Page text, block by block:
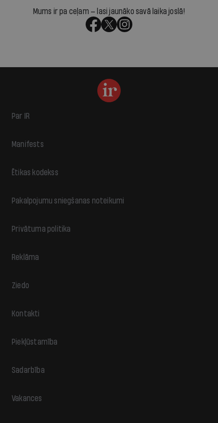
Mums ir pa ceļam — lasi jaunāko savā laika joslā!
Par IR
Manifests
Ētikas kodekss
Pakalpojumu sniegšanas noteikumi
Privātuma politika
Reklāma
Ziedo
Kontakti
Piekļūstamība
Sadarbība
Vakances